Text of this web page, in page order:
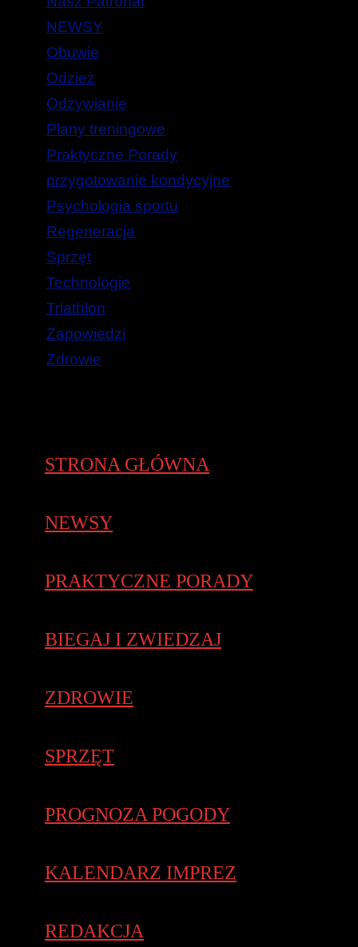
NEWSY
Obuwie
Odzież
Odżywianie
Plany treningowe
Praktyczne Porady
przygotowanie kondycyjne
Psychologia sportu
Regeneracja
Sprzęt
Technologie
Triathlon
Zapowiedzi
Zdrowie
STRONA GŁÓWNA
NEWSY
PRAKTYCZNE PORADY
BIEGAJ I ZWIEDZAJ
ZDROWIE
SPRZĘT
PROGNOZA POGODY
KALENDARZ IMPREZ
REDAKCJA